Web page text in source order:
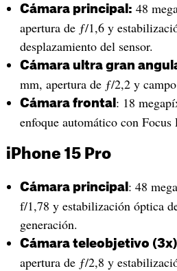
Cámara principal: 48
apertura de ƒ/1,6 y
desplazamiento del sensor.
Cámara ultra gran
mm, apertura de ƒ/2,2 y
Cámara frontal : 18
enfoque automático con Focus
iPhone 15 Pro
Cámara principal : 48
f/1,78 y estabili­zación óptica
generación.
Cámara teleobjetivo (3x)
apertura de ƒ/2,8 y